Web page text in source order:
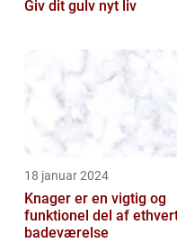
Giv dit gulv nyt liv
18 januar 2024
Knager er en vigtig og
funktionel del af
badeværelse